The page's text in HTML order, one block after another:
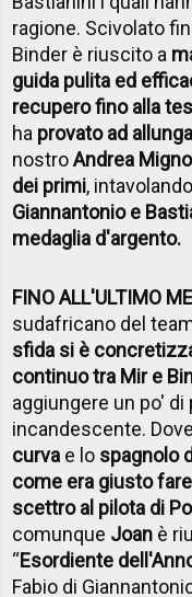
ragione. Scivolato
Binder è riuscito a
guida pulita ed
recupero fino alla
ha provato ad
nostroAndrea Migno
dei primi,
Giannantonio e
medaglia d'argento.
FINO ALL'ULTIMO
sudafricano del
sfida si è
continuo tra Mir e
aggiungere un po' di
incandescente.
curva e lo spagnolo
come era giusto fare
scettro al pilota di
comunque Joan è
“Esordiente
Fabio di